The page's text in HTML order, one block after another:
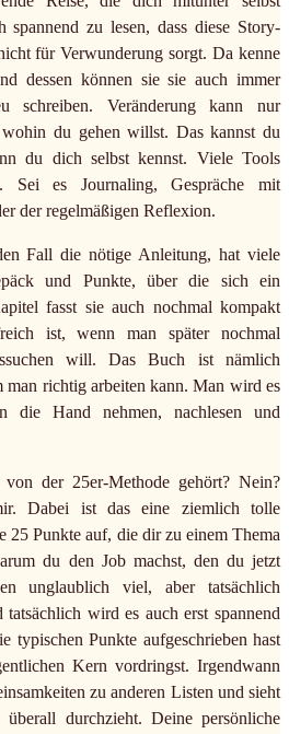
spannend zu lesen, dass diese Story-
für Verwunderung sorgt. Da kenne
dessen können sie sie auch immer
schreiben. Veränderung kann nur
du gehen willst. Das kannst du
du dich selbst kennst. Viele Tools
Sei es Journaling, Gespräche mit
der regelmäßigen Reflexion.
Fall die nötige Anleitung, hat viele
und Punkte, über die sich ein
fasst sie auch nochmal kompakt
ist, wenn man später nochmal
will. Das Buch ist nämlich
man richtig arbeiten kann. Man wird es
die Hand nehmen, nachlesen und
der 25er-Methode gehört? Nein?
Dabei ist das eine ziemlich tolle
25 Punkte auf, die dir zu einem Thema
du den Job machst, den du jetzt
unglaublich viel, aber tatsächlich
wird es auch erst spannend
typischen Punkte aufgeschrieben hast
Kern vordringst. Irgendwann
zu anderen Listen und sieht
durchzieht. Deine persönliche